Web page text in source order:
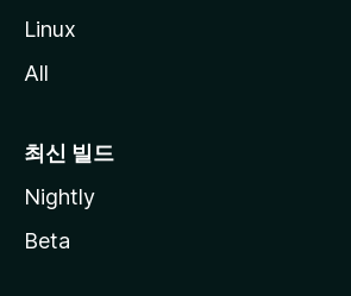
Linux
All
최신 빌드
Nightly
Beta